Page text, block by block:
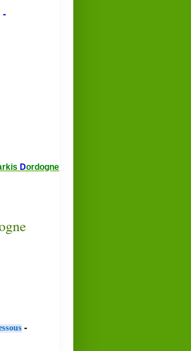
-
Dordogne
-